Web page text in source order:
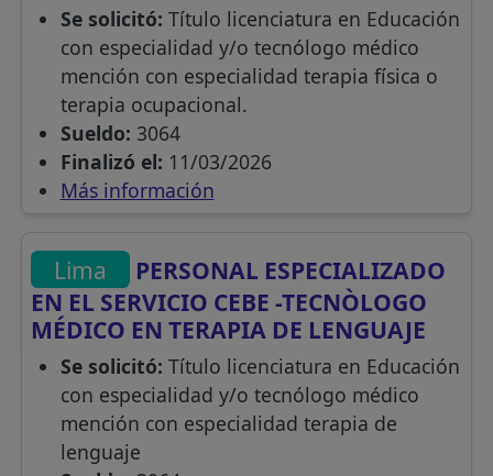
Se solicitó: Título licenciatura en Educación
con especialidad y/o tecnólogo médico
mención con especialidad terapia física o
terapia ocupacional.
Sueldo: 3064
Finalizó el: 11/03/2026
Más información
Lima
PERSONAL ESPECIALIZADO
EN EL SERVICIO CEBE -TECNÒLOGO
MÉDICO EN TERAPIA DE LENGUAJE
Se solicitó: Título licenciatura en Educación
con especialidad y/o tecnólogo médico
mención con especialidad terapia de
lenguaje